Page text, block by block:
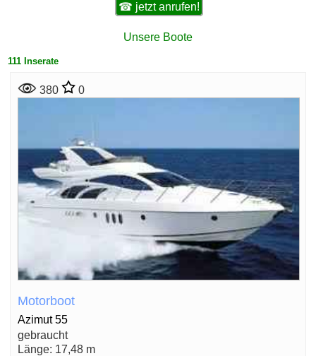
☎ jetzt anrufen!
Unsere Boote
111 Inserate
380 0
Motorboot
Azimut 55
gebraucht
Länge: 17,48 m